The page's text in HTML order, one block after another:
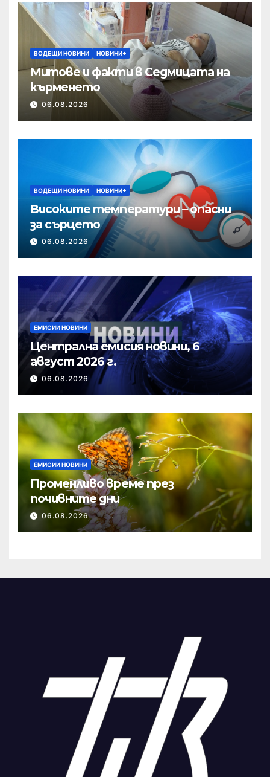
ВОДЕЩИ НОВИНИ НОВИНИ+
Митове и факти в Седмицата на
кърменето
06.08.2026
ВОДЕЩИ НОВИНИ НОВИНИ+
Високите температури – опасни
за сърцето
06.08.2026
ЕМИСИИ НОВИНИ
Централна емисия новини, 6
август 2026 г.
06.08.2026
ЕМИСИИ НОВИНИ
Променливо време през
почивните дни
06.08.2026